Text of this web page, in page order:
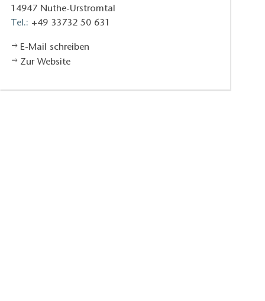
14947 Nuthe-Urstromtal
Tel.: +49 33732 50 631
E-Mail schreiben
Zur Website